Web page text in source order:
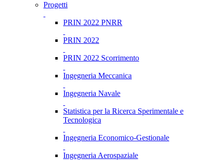
Progetti
PRIN 2022 PNRR
PRIN 2022
PRIN 2022 Scorrimento
Ingegneria Meccanica
Ingegneria Navale
Statistica per la Ricerca Sperimentale e
Tecnologica
Ingegneria Economico-Gestionale
Ingegneria Aerospaziale